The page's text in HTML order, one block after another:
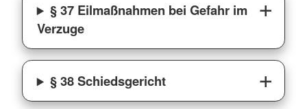
§ 37 Eilmaßnahmen bei Gefahr im
Verzuge
§ 38 Schiedsgericht